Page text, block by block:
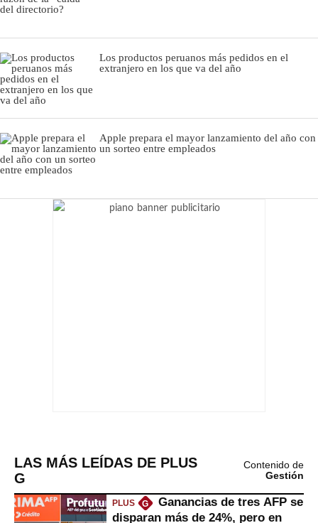
Los productos peruanos más pedidos en el
extranjero en los que va del año
Apple prepara el mayor lanzamiento del año con
un sorteo entre empleados
LAS MÁS LEÍDAS DE PLUS
G
Contenido de
Gestión
PLUS G
Ganancias de tres AFP se
disparan más de 24%, pero en